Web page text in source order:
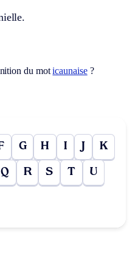
du moticaunaise?
G H I J K
Q R S T U